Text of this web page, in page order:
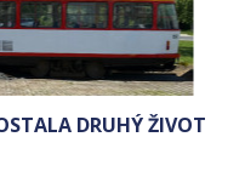
DRUHÝ ŽIVOT